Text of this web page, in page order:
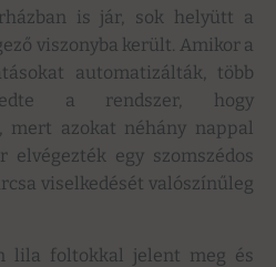
is jár, sok helyütt a
viszonyba került. Amikor a
automatizálták, több
a rendszer, hogy
mert azokat néhány nappal
egy szomszédos
viselkedését valószínűleg
lila foltokkal jelent meg és